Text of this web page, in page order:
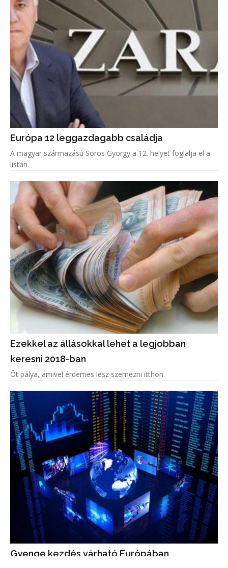
Európa 12 leggazdagabb családja
A magyar származású Soros György a 12. helyet foglalja el a
listán.
Ezekkel az állásokkal lehet a legjobban
keresni 2018-ban
Öt pálya, amivel érdemes lesz szemezni itthon.
Gyenge kezdés várható Európában